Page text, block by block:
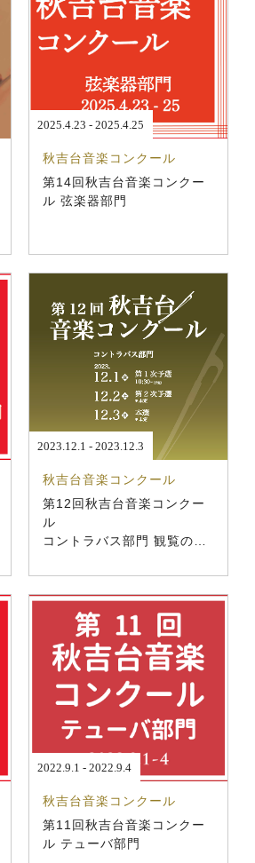
2025.4.23 - 2025.4.25
秋吉台音楽コンクール
第14回秋吉台音楽コンクー
ル 弦楽器部門
2023.12.1 - 2023.12.3
秋吉台音楽コンクール
第12回秋吉台音楽コンクー
ル
コントラバス部門 観覧のご
2022.9.1 - 2022.9.4
秋吉台音楽コンクール
第11回秋吉台音楽コンクー
ル テューバ部門